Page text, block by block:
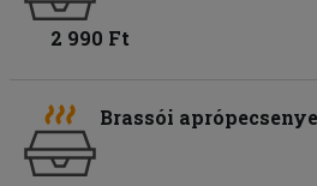
2 990 Ft
Brassói